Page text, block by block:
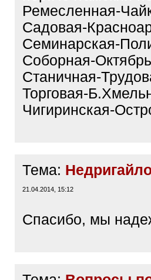
Ремесленная-
Садовая-
Семинарская-
Соборная-
Станичная-
Торговая-
Чигиринская-
Тема:
21.04.2014, 15:12
Спасибо, мы